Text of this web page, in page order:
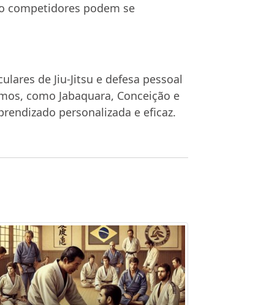
competidores podem se
de Jiu-Jitsu e defesa pessoal
como Jabaquara, Conceição e
personalizada e eficaz.